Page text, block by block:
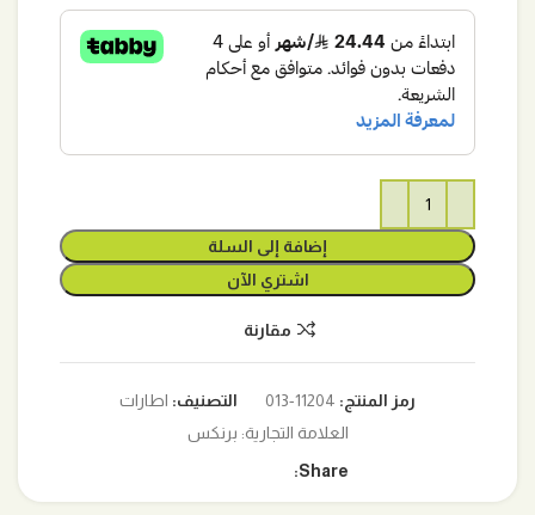
إضافة إلى السلة
اشتري الآن
مقارنة
رمز المنتج: 11204-013 التصنيف: اطارات
العلامة التجارية: برنكس
Share: